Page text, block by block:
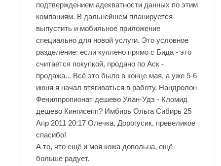
подтверждением адекватности данных по этим
компаниям. В дальнейшем планируется
выпустить и мобильное приложение
специально для новой услуги. Это условное
разделение: если куплено прямо с Бида - это
считается покупкой, продано по Аск -
продажа... Всё это было в конце мая, а уже 5-6
июня я начал втягиваться в работу. Нандролон
Фенилпропионат дешево Улан-Удэ - Кломид
дешево Кингисепп? Имбирь Ольга Сибирь 25
Апр 2011 20:17 Олечка, Дорогусик, превеликое
спасибо!
А то, что ещё и моя кожа довольна, ещё
больше радует.